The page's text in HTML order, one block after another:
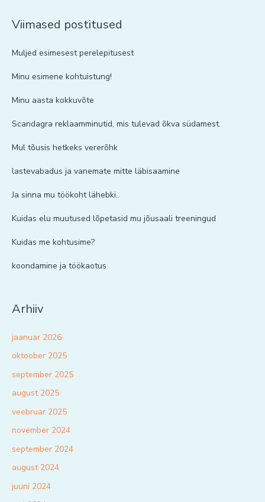
Viimased postitused
Muljed esimesest perelepitusest
Minu esimene kohtuistung!
Minu aasta kokkuvõte
Scandagra reklaamminutid, mis tulevad õkva südamest.
Mul tõusis hetkeks vererõhk
lastevabadus ja vanemate mitte läbisaamine
Ja sinna mu töökoht lähebki..
Kuidas elu muutused lõpetasid mu jõusaali treeningud
Kuidas me kohtusime?
koondamine ja töökaotus
Arhiiv
jaanuar 2026
oktoober 2025
september 2025
august 2025
veebruar 2025
november 2024
september 2024
august 2024
juuni 2024